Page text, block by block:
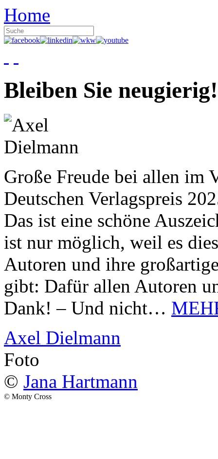
Home
Bleiben Sie neugierig!
Große Freude bei allen im
Deutschen Verlagspreis
Das ist eine schöne
ist nur möglich, weil es
Autoren und ihre
gibt: Dafür allen Autoren
Dank! – Und nicht…
Axel Dielmann
Foto
© Jana Hartmann
© Monty Cross